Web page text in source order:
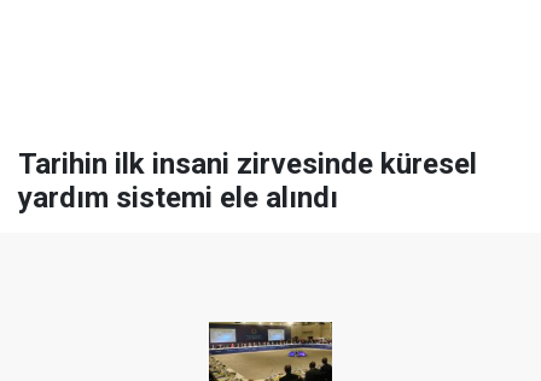
Tarihin ilk insani zirvesinde küresel
yardım sistemi ele alındı